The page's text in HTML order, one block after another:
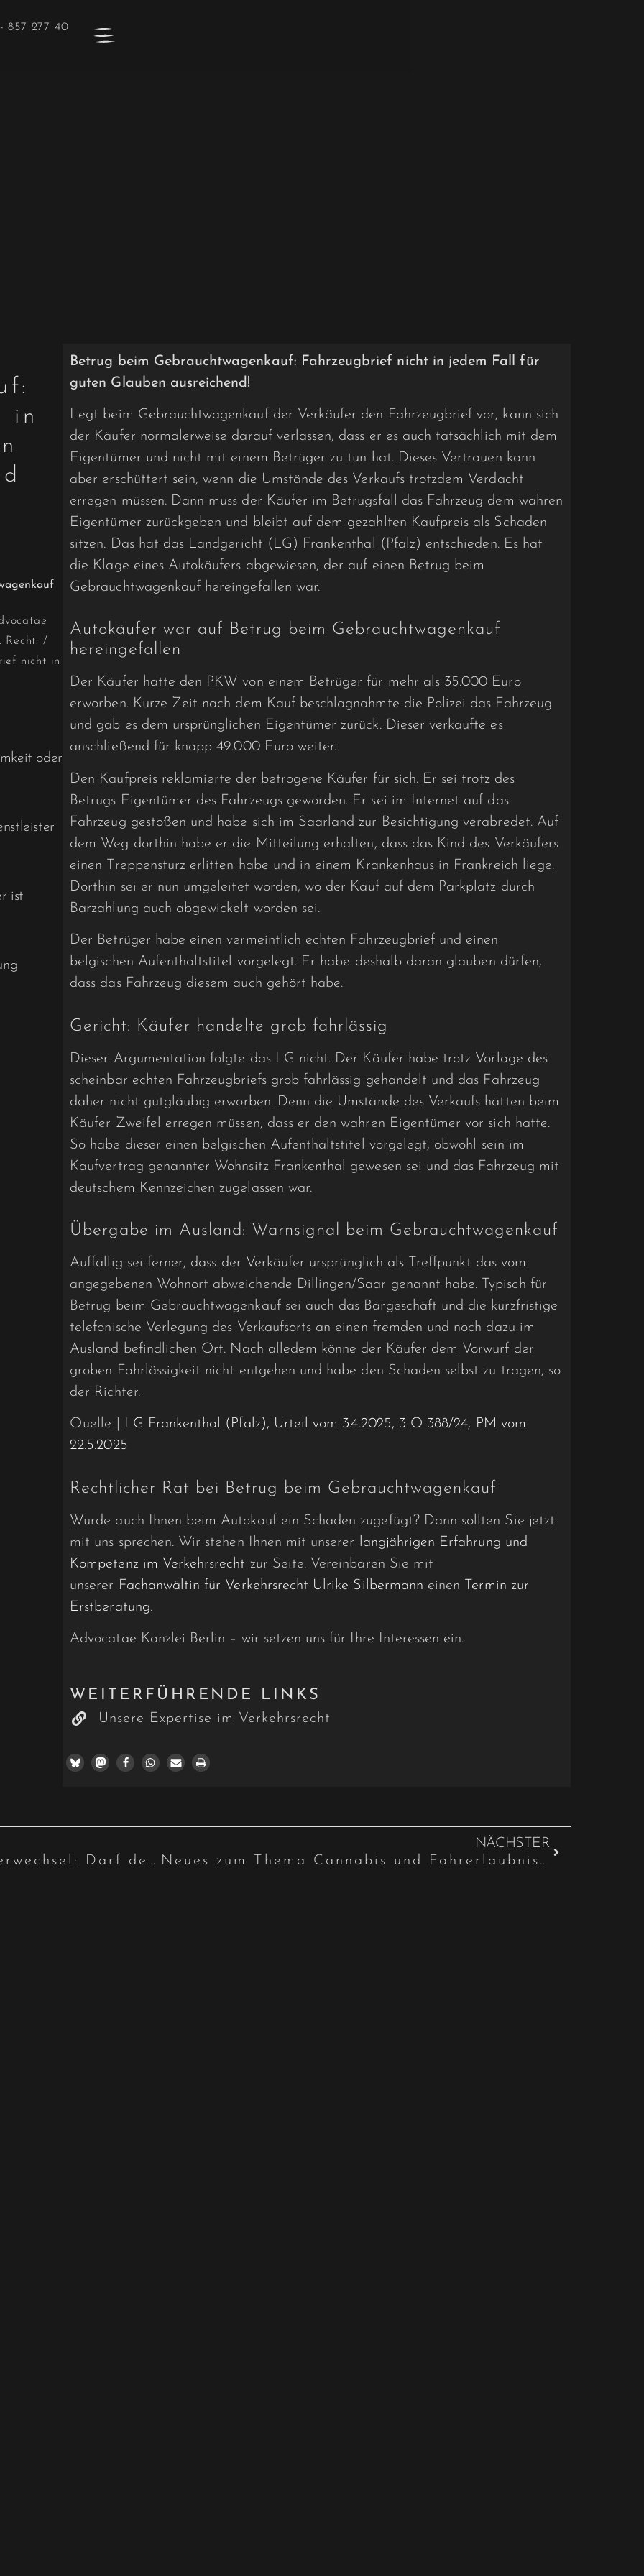
857 277 40
in
/
nicht in
oder
ist
Betrug beim Gebrauchtwagenkauf: Fahrzeugbrief nicht in jedem Fall für
guten Glauben ausreichend!
Legt beim Gebrauchtwagenkauf der Verkäufer den Fahrzeugbrief vor, kann sich
der Käufer normalerweise darauf verlassen, dass er es auch tatsächlich mit dem
Eigentümer und nicht mit einem Betrüger zu tun hat. Dieses Vertrauen kann
aber erschüttert sein, wenn die Umstände des Verkaufs trotzdem Verdacht
erregen müssen. Dann muss der Käufer im Betrugsfall das Fahrzeug dem wahren
Eigentümer zurückgeben und bleibt auf dem gezahlten Kaufpreis als Schaden
sitzen. Das hat das Landgericht (LG) Frankenthal (Pfalz) entschieden. Es hat
die Klage eines Autokäufers abgewiesen, der auf einen Betrug beim
Gebrauchtwagenkauf hereingefallen war.
Autokäufer war auf Betrug beim Gebrauchtwagenkauf
hereingefallen
Der Käufer hatte den PKW von einem Betrüger für mehr als 35.000 Euro
erworben. Kurze Zeit nach dem Kauf beschlagnahmte die Polizei das Fahrzeug
und gab es dem ursprünglichen Eigentümer zurück. Dieser verkaufte es
anschließend für knapp 49.000 Euro weiter.
Den Kaufpreis reklamierte der betrogene Käufer für sich. Er sei trotz des
Betrugs Eigentümer des Fahrzeugs geworden. Er sei im Internet auf das
Fahrzeug gestoßen und habe sich im Saarland zur Besichtigung verabredet. Auf
dem Weg dorthin habe er die Mitteilung erhalten, dass das Kind des Verkäufers
einen Treppensturz erlitten habe und in einem Krankenhaus in Frankreich liege.
Dorthin sei er nun umgeleitet worden, wo der Kauf auf dem Parkplatz durch
Barzahlung auch abgewickelt worden sei.
Der Betrüger habe einen vermeintlich echten Fahrzeugbrief und einen
belgischen Aufenthaltstitel vorgelegt. Er habe deshalb daran glauben dürfen,
dass das Fahrzeug diesem auch gehört habe.
Gericht: Käufer handelte grob fahrlässig
Dieser Argumentation folgte das LG nicht. Der Käufer habe trotz Vorlage des
scheinbar echten Fahrzeugbriefs grob fahrlässig gehandelt und das Fahrzeug
daher nicht gutgläubig erworben. Denn die Umstände des Verkaufs hätten beim
Käufer Zweifel erregen müssen, dass er den wahren Eigentümer vor sich hatte.
So habe dieser einen belgischen Aufenthaltstitel vorgelegt, obwohl sein im
Kaufvertrag genannter Wohnsitz Frankenthal gewesen sei und das Fahrzeug mit
deutschem Kennzeichen zugelassen war.
Übergabe im Ausland: Warnsignal beim Gebrauchtwagenkauf
Auffällig sei ferner, dass der Verkäufer ursprünglich als Treffpunkt das vom
angegebenen Wohnort abweichende Dillingen/Saar genannt habe. Typisch für
Betrug beim Gebrauchtwagenkauf sei auch das Bargeschäft und die kurzfristige
telefonische Verlegung des Verkaufsorts an einen fremden und noch dazu im
Ausland befindlichen Ort. Nach alledem könne der Käufer dem Vorwurf der
groben Fahrlässigkeit nicht entgehen und habe den Schaden selbst zu tragen, so
der Richter.
Quelle | LG Frankenthal (Pfalz), Urteil vom 3.4.2025, 3 O 388/24, PM vom
22.5.2025
Rechtlicher Rat bei Betrug beim Gebrauchtwagenkauf
Wurde auch Ihnen beim Autokauf ein Schaden zugefügt? Dann sollten Sie jetzt
mit uns sprechen. Wir stehen Ihnen mit unserer
langjährigen Erfahrung und
Kompetenz im Verkehrsrecht zur Seite. Vereinbaren Sie mit
unserer Fachanwältin für Verkehrsrecht Ulrike Silbermann einen Termin zur
Erstberatung.
Advocatae Kanzlei Berlin – wir setzen uns für Ihre Interessen ein.
WEITERFÜHRENDE LINKS
Unsere Expertise im Verkehrsrecht
Hundehaltung nach Vermieterwechsel: Darf der neue Vermieter die Hundehaltung verbieten?
NÄCHSTER
Neues zum Thema Cannabis und Fahrerlaubnisentzug